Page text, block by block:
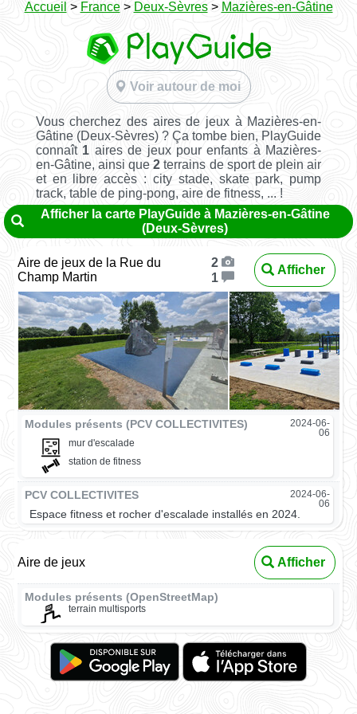
Accueil > France> Deux-Sèvres> Mazières-en-Gâtine
Voir autour de moi
Vous cherchez des aires de jeux à Mazières-en-
Gâtine (Deux-Sèvres) ? Ça tombe bien, PlayGuide
connaît 1 aires de jeux pour enfants à Mazières-
en-Gâtine, ainsi que2 terrains de sport de plein air
et en libre accès : city stade, skate park, pump
track, table de ping-pong, aire de fitness, ... !
Afficher la carte PlayGuide à Mazières-en-Gâtine
(Deux-Sèvres)
Aire de jeux de la Rue du
Champ Martin
2
1
Afficher
Modules présents (PCV COLLECTIVITES)
2024-06-
06
mur d'escalade
station de fitness
PCV COLLECTIVITES
2024-06-
06
Espace fitness et rocher d'escalade installés en 2024.
Aire de jeux Afficher
Modules présents (OpenStreetMap)
terrain multisports